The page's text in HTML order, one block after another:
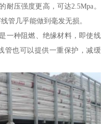
压强度更高，可达2.5Mpa。
管几乎能做到毫发无损。
一种阻燃、绝缘材料，即使线
管也可以提供一重保护，减缓